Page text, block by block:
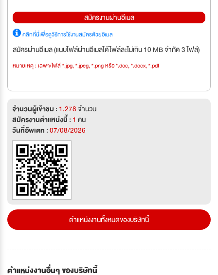
สมัครงานผ่านอีเมล
คลิกที่นี่เพื่อดูวิธีการใช้งานสมัครด้วยอีเมล
สมัครผ่านอีเมล (แนบไฟล์ผ่านอีเมลได้ไฟล์ละไม่เกิน 10 MB จำกัด 3 ไฟล์)
หมายเหตุ : เฉพาะไฟล์ *.jpg, *.jpeg, *.png หรือ *.doc, *.docx, *.pdf
จำนวนผู้เข้าชม : 1,278จำนวน
สมัครงานตำแหน่งนี้ : 1 คน
วันที่อัพเดท :07/08/2026
ตำแหน่งงานทั้งหมดของบริษัทนี้
ตำแหน่งงานอื่นๆ ของบริษัทนี้